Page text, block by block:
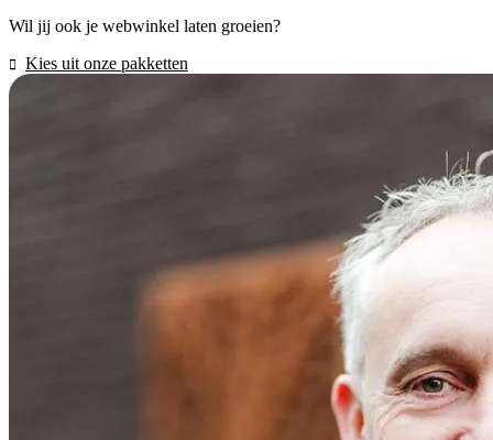
Wil jij ook je webwinkel laten groeien?
Kies uit onze pakketten